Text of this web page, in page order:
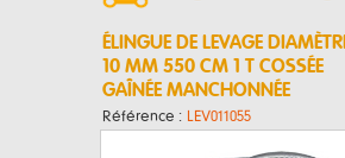
ÉLINGUE DE LEVAGE
10 MM 550 CM 1 T COSSÉE
GAÎNÉE MANCHONNÉE
Référence : LEV011055